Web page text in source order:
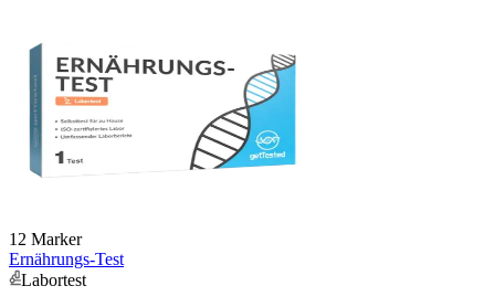
12 Marker
Ernährungs-Test
Labortest